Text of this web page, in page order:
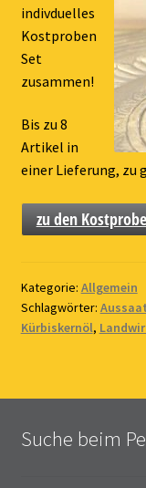
indivduelles
Kostproben
Set
zusammen!
Bis zu 8
Artikel in
einer Lieferung, zu
zu den
Kategorie: Allgemein
Schlagwörter: Aussaat
Kürbiskernöl,
Suche beim